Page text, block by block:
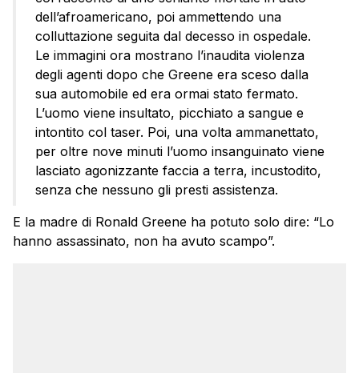
dell’afroamericano, poi ammettendo una
colluttazione seguita dal decesso in ospedale.
Le immagini ora mostrano l’inaudita violenza
degli agenti dopo che Greene era sceso dalla
sua automobile ed era ormai stato fermato.
L’uomo viene insultato, picchiato a sangue e
intontito col taser. Poi, una volta ammanettato,
per oltre nove minuti l’uomo insanguinato viene
lasciato agonizzante faccia a terra, incustodito,
senza che nessuno gli presti assistenza.
E la madre di Ronald Greene ha potuto solo dire: “Lo
hanno assassinato, non ha avuto scampo”.